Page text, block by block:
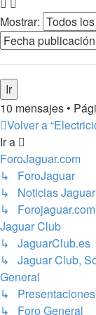
Mostrar:
10 mensajes •
Volver a
Ir a
ForoJaguar.com
↳ ForoJaguar
↳ Noticias Jaguar
↳ Forojaguar.com
Jaguar Club
↳ JaguarClub.es
↳ Jaguar Club,
General
↳ Presentaciones
↳ Foro General